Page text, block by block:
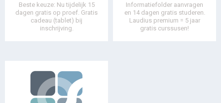
Beste keuze: Nu tijdelijk 15
dagen gratis op proef. Gratis
cadeau (tablet) bij
inschrijving.
Informatiefolder aanvragen
en 14 dagen gratis studeren.
Laudius premium = 5 jaar
gratis curssusen!